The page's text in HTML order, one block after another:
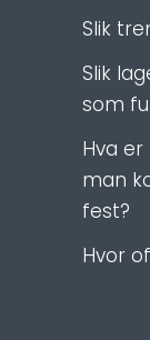
Slik
Slik
som
Hva
man
fest?
Hvor